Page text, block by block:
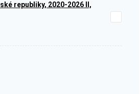
republiky, 2020-2026 II,